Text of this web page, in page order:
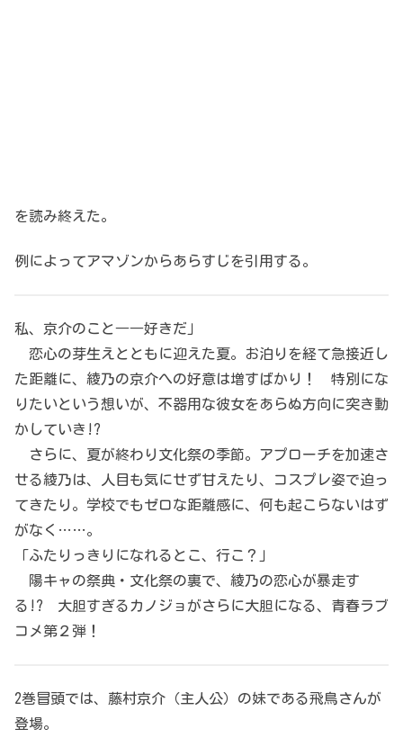
を読み終えた。
例によってアマゾンからあらすじを引用する。
私、京介のこと――好きだ」
恋心の芽生えとともに迎えた夏。お泊りを経て急接近し
た距離に、綾乃の京介への好意は増すばかり！ 特別にな
りたいという想いが、不器用な彼女をあらぬ方向に突き動
かしていき!?
さらに、夏が終わり文化祭の季節。アプローチを加速さ
せる綾乃は、人目も気にせず甘えたり、コスプレ姿で迫っ
てきたり。学校でもゼロな距離感に、何も起こらないはず
がなく……。
「ふたりっきりになれるとこ、行こ？」
陽キャの祭典・文化祭の裏で、綾乃の恋心が暴走す
る!? 大胆すぎるカノジョがさらに大胆になる、青春ラブ
コメ第２弾！
2巻冒頭では、藤村京介（主人公）の妹である飛鳥さんが
登場。